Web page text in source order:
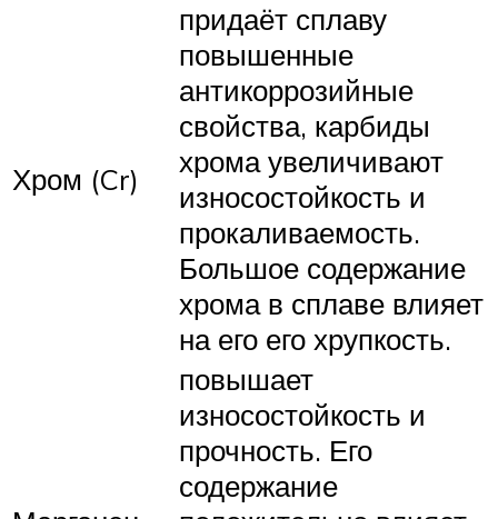
Хром (Cr)
придаёт сплаву
повышенные
антикоррозийные
свойства, карбиды
хрома увеличивают
износостойкость и
прокаливаемость.
Большое содержание
хрома в сплаве влияет
на его его хрупкость.
повышает
износостойкость и
прочность. Его
содержание